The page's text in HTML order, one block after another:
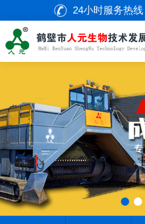
24小时服务热线